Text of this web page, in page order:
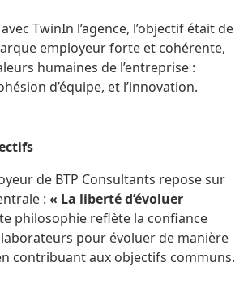
TwinIn l’agence, l’objectif était de
employeur forte et cohérente,
humaines de l’entreprise :
d’équipe, et l’innovation.
de BTP Consultants repose sur
: « La liberté d’évoluer
philosophie reflète la confiance
pour évoluer de manière
contribuant aux objectifs communs.